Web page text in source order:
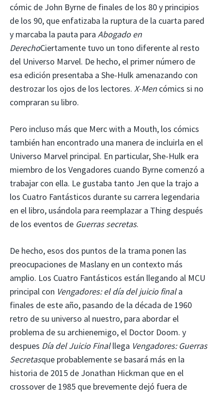
cómic de John Byrne de finales de los 80 y principios
de los 90, que enfatizaba la ruptura de la cuarta pared
y marcaba la pauta para Abogado en
DerechoCiertamente tuvo un tono diferente al resto
del Universo Marvel. De hecho, el primer número de
esa edición presentaba a She-Hulk amenazando con
destrozar los ojos de los lectores. X-Men cómics si no
compraran su libro.
Pero incluso más que Merc with a Mouth, los cómics
también han encontrado una manera de incluirla en el
Universo Marvel principal. En particular, She-Hulk era
miembro de los Vengadores cuando Byrne comenzó a
trabajar con ella. Le gustaba tanto Jen que la trajo a
los Cuatro Fantásticos durante su carrera legendaria
en el libro, usándola para reemplazar a Thing después
de los eventos de Guerras secretas.
De hecho, esos dos puntos de la trama ponen las
preocupaciones de Maslany en un contexto más
amplio. Los Cuatro Fantásticos están llegando al MCU
principal con Vengadores: el día del juicio finala
finales de este año, pasando de la década de 1960
retro de su universo al nuestro, para abordar el
problema de su archienemigo, el Doctor Doom. y
despues Día del Juicio Finalllega Vengadores: Guerras
Secretasque probablemente se basará más en la
historia de 2015 de Jonathan Hickman que en el
crossover de 1985 que brevemente dejó fuera de